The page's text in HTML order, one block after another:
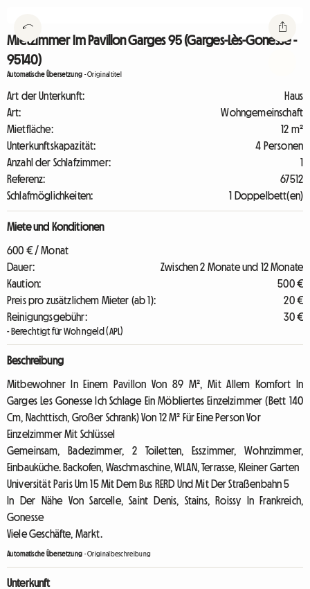
Mietzimmer Im Pavillon Garges 95 (Garges-Lès-Gonesse -
95140)
Automatische Übersetzung -Originaltitel
Art der Unterkunft:
Haus
Art:
Wohngemeinschaft
Mietfläche:
12 m²
Unterkunftskapazität:
4 Personen
Anzahl der Schlafzimmer:
1
Referenz:
67512
Schlafmöglichkeiten:
1 Doppelbett(en)
Miete und Konditionen
600 € / Monat
Dauer:
Zwischen 2 Monate und 12 Monate
Kaution:
500 €
Preis pro zusätzlichem Mieter (ab 1):
20 €
Reinigungsgebühr:
30 €
- Berechtigt für Wohngeld (APL)
Beschreibung
Mitbewohner In Einem Pavillon Von 89 M², Mit Allem Komfort In
Garges Les Gonesse Ich Schlage Ein Möbliertes Einzelzimmer (Bett 140
Cm, Nachttisch, Großer Schrank) Von 12 M² Für Eine Person Vor
Einzelzimmer Mit Schlüssel
Gemeinsam, Badezimmer, 2 Toiletten, Esszimmer, Wohnzimmer,
Einbauküche. Backofen, Waschmaschine, WLAN, Terrasse, Kleiner Garten
Universität Paris Um 15 Mit Dem Bus RERD Und Mit Der Straßenbahn 5
In Der Nähe Von Sarcelle, Saint Denis, Stains, Roissy In Frankreich,
Gonesse
Viele Geschäfte, Markt.
Automatische Übersetzung -Originalbeschreibung
Unterkunft